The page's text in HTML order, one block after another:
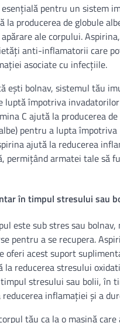
pentru un sistem
la producerea de globule
ale corpului.
anti-inflamatorii care
asociate cu infecțiile.
ești bolnav, sistemul tău
luptă împotriva invadatorilor
C ajută la producerea
pentru a lupta împotriva
ajută la reducerea
permițând armatei tale să
în timpul stresului sau
este sub stres sau bolnav,
pentru a se recupera.
oferi acest suport
la reducerea stresului
stresului sau bolii, în
inflamației și a
tău ca la o mașină care